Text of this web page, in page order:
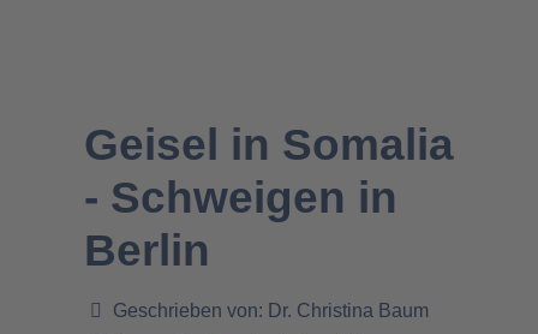
Geisel in Somalia
- Schweigen in
Berlin
Geschrieben von: Dr. Christina Baum